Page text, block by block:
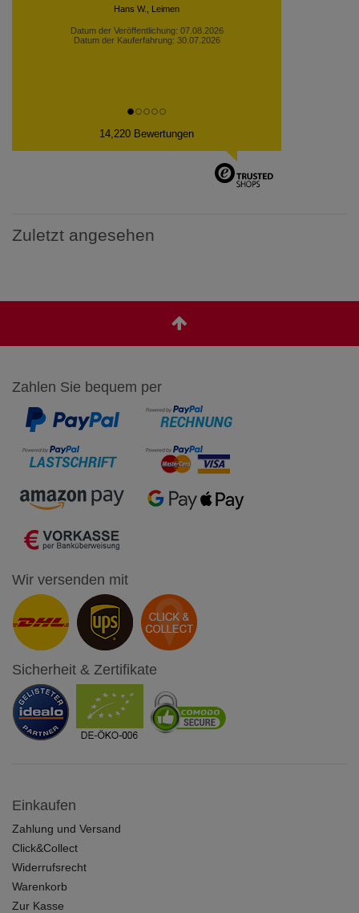
Datum der Kauferfahrung: 30.07.2026
14,220 Bewertungen
Zuletzt angesehen
Zahlen Sie bequem per
Wir versenden mit
Sicherheit & Zertifikate
Einkaufen
Zahlung und Versand
Click&Collect
Widerrufsrecht
Warenkorb
Zur Kasse